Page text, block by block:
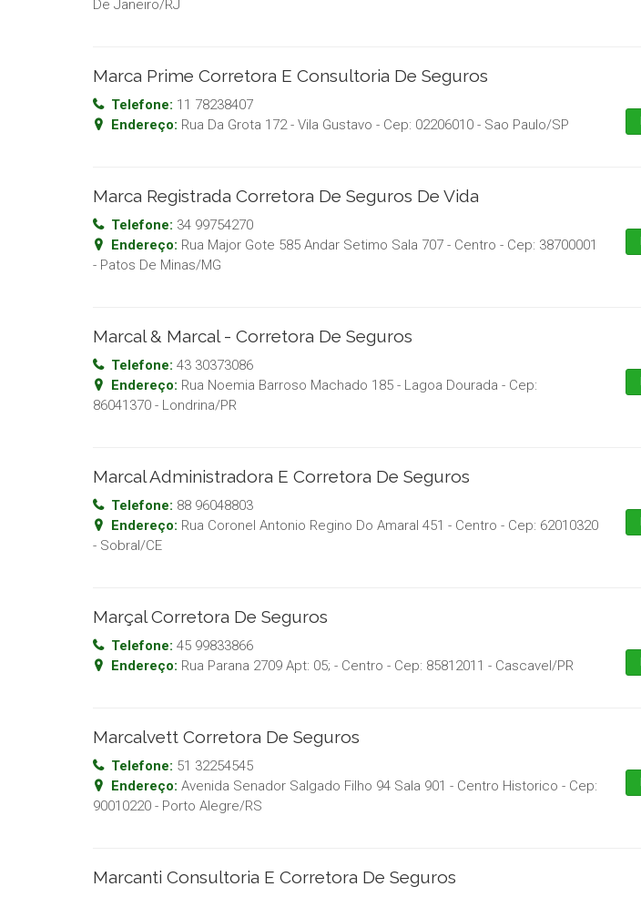
De Janeiro/RJ
Marca Prime Corretora E Consultoria De Seguros
Telefone: 11 78238407
Endereço: Rua Da Grota 172 - Vila Gustavo - Cep: 02206010 - Sao Paulo/SP
Marca Registrada Corretora De Seguros De Vida
Telefone: 34 99754270
Endereço: Rua Major Gote 585 Andar Setimo Sala 707 - Centro - Cep: 38700001
- Patos De Minas/MG
Marcal & Marcal - Corretora De Seguros
Telefone: 43 30373086
Endereço: Rua Noemia Barroso Machado 185 - Lagoa Dourada - Cep:
86041370 - Londrina/PR
Marcal Administradora E Corretora De Seguros
Telefone: 88 96048803
Endereço: Rua Coronel Antonio Regino Do Amaral 451 - Centro - Cep: 62010320
- Sobral/CE
Marçal Corretora De Seguros
Telefone: 45 99833866
Endereço: Rua Parana 2709 Apt: 05; - Centro - Cep: 85812011 - Cascavel/PR
Marcalvett Corretora De Seguros
Telefone: 51 32254545
Endereço: Avenida Senador Salgado Filho 94 Sala 901 - Centro Historico - Cep:
90010220 - Porto Alegre/RS
Marcanti Consultoria E Corretora De Seguros